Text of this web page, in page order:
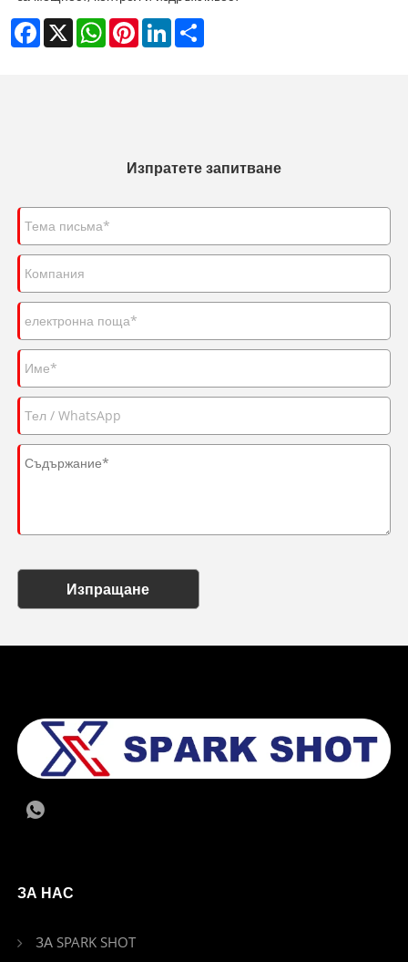
Facebook
X WhatsAppPinterestLinkedIn
Изпратете запитване
Изпращане
ЗА НАС
ЗА SPARK SHOT